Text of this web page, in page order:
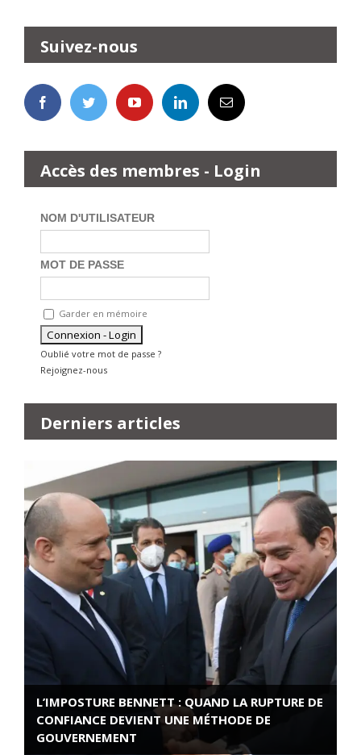
Suivez-nous
Accès des membres - Login
NOM D'UTILISATEUR
MOT DE PASSE
Garder en mémoire
Oublié votre mot de passe ?
Rejoignez-nous
Derniers articles
L’IMPOSTURE BENNETT : QUAND LA RUPTURE DE
CONFIANCE DEVIENT UNE MÉTHODE DE
GOUVERNEMENT